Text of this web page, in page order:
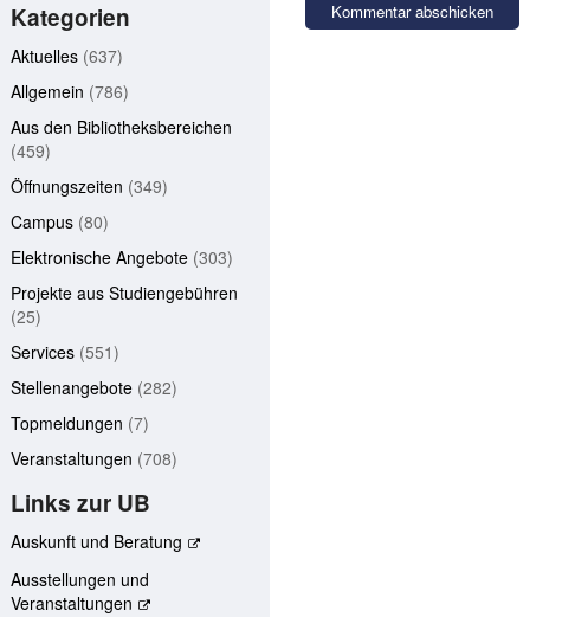
Kategorien
Aktuelles (637)
Allgemein (786)
Aus den Bibliotheksbereichen
(459)
Öffnungszeiten (349)
Campus (80)
Elektronische Angebote (303)
Projekte aus Studiengebühren
(25)
Services (551)
Stellenangebote (282)
Topmeldungen (7)
Veranstaltungen (708)
Links zur UB
Auskunft und Beratung
Ausstellungen und
Veranstaltungen